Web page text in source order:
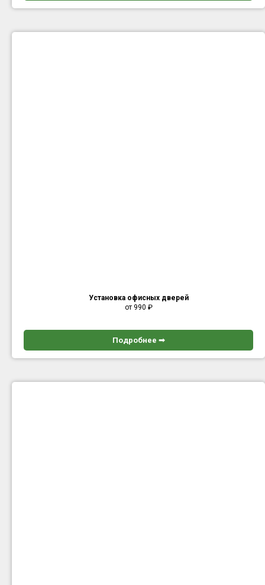
Установка офисных дверей
от 990 ₽
Подробнее ➟